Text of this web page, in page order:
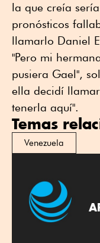
la que creía
pronósticos
llamarlo Daniel
"Pero mi
pusiera Gael",
ella decidí
tenerla aquí".
Temas
Venezuela